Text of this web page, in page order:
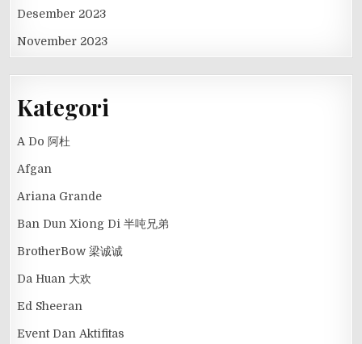
Desember 2023
November 2023
Kategori
A Do 阿杜
Afgan
Ariana Grande
Ban Dun Xiong Di 半吨兄弟
BrotherBow 梁诚诚
Da Huan 大欢
Ed Sheeran
Event Dan Aktifitas